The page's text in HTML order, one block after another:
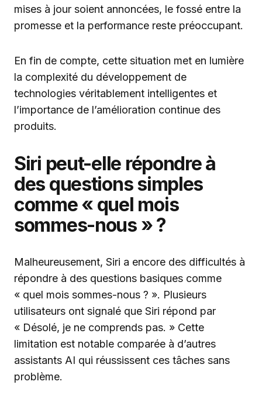
mises à jour soient annoncées, le fossé entre la
promesse et la performance reste préoccupant.
En fin de compte, cette situation met en lumière
la complexité du développement de
technologies véritablement intelligentes et
l’importance de l’amélioration continue des
produits.
Siri peut-elle répondre à
des questions simples
comme « quel mois
sommes-nous » ?
Malheureusement, Siri a encore des difficultés à
répondre à des questions basiques comme
« quel mois sommes-nous ? ». Plusieurs
utilisateurs ont signalé que Siri répond par
« Désolé, je ne comprends pas. » Cette
limitation est notable comparée à d’autres
assistants AI qui réussissent ces tâches sans
problème.